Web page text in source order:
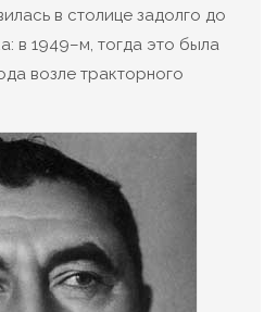
в столице задолго до
в 1949–м, тогда это была
возле тракторного